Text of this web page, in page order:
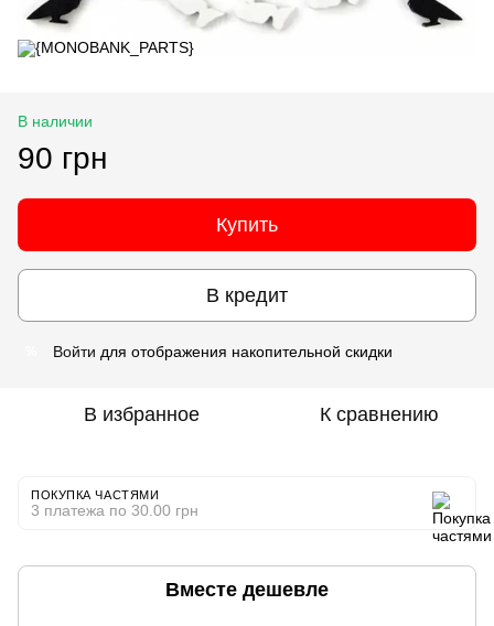
В наличии
90 грн
Купить
В кредит
Войти для отображения накопительной скидки
В избранное К сравнению
ПОКУПКА ЧАСТЯМИ
3 платежа по 30.00 грн
Вместе дешевле